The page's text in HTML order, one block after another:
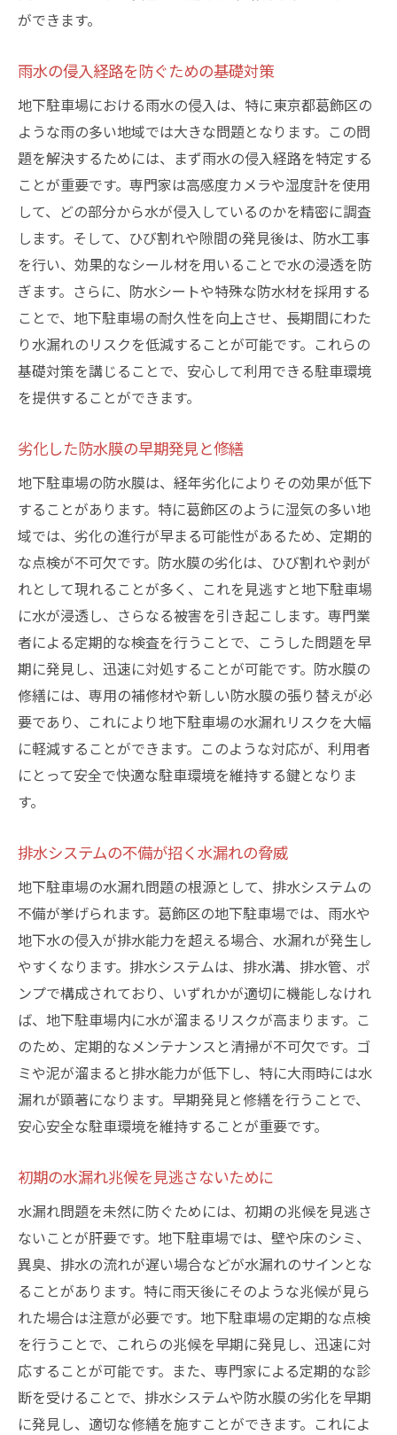
経験豊富な専門業者による修繕事例の紹介
周辺環境を保護しながらの修繕技術
事例から見える修繕成功の秘訣
水漏れを防ぐための地下駐車場の定期メンテナ
ンスの重要性
定期点検の頻度とチェックリスト
メンテナンスによる長期的な修繕費用の削
減
早期発見が可能な検査技術の紹介
日常的に行いたいメンテナンス作業
メンテナンス契約の選び方と注意点
プロの視点から見る効果的なメンテナンス
方法
水材の選び方
耐久性に優れた防水材の特徴比較
施工場所に応じた防水材の適切な選定方法
価格と品質のバランスを考慮した選択基準
施工後の維持管理を考慮した材料選び
最新防水材の開発動向とその評価
専門家が推奨する防水材の選択肢
安心安全な駐車環境の実現地下駐車場の水漏れ
対策ガイド
初心者でもわかる地下駐車場の水漏れ対策
入門
車両保護のための具体的な対策方法
最新の防水技術を取り入れた実例紹介
長期的に安心して利用するための維持管理
ガイド
東京都葛飾区での地下駐車場の修繕事例と成功
の秘訣
修繕に成功した実際のプロジェクトを紹介
地域との連携で実現した効果的な修繕例
予算内での効果的な修繕計画立案方法
専門家による効果的な修繕プロセスの紹介
今後の修繕に活かせる成功事例の分析
ができます。
雨水の侵入経路を防ぐための基礎対策
地下駐車場における雨水の侵入は、特に東京都葛飾区の
ような雨の多い地域では大きな問題となります。この問
題を解決するためには、まず雨水の侵入経路を特定する
ことが重要です。専門家は高感度カメラや湿度計を使用
して、どの部分から水が侵入しているのかを精密に調査
します。そして、ひび割れや隙間の発見後は、防水工事
を行い、効果的なシール材を用いることで水の浸透を防
ぎます。さらに、防水シートや特殊な防水材を採用する
ことで、地下駐車場の耐久性を向上させ、長期間にわた
り水漏れのリスクを低減することが可能です。これらの
基礎対策を講じることで、安心して利用できる駐車環境
を提供することができます。
劣化した防水膜の早期発見と修繕
地下駐車場の防水膜は、経年劣化によりその効果が低下
することがあります。特に葛飾区のように湿気の多い地
域では、劣化の進行が早まる可能性があるため、定期的
な点検が不可欠です。防水膜の劣化は、ひび割れや剥が
れとして現れることが多く、これを見逃すと地下駐車場
に水が浸透し、さらなる被害を引き起こします。専門業
者による定期的な検査を行うことで、こうした問題を早
期に発見し、迅速に対処することが可能です。防水膜の
修繕には、専用の補修材や新しい防水膜の張り替えが必
要であり、これにより地下駐車場の水漏れリスクを大幅
に軽減することができます。このような対応が、利用者
にとって安全で快適な駐車環境を維持する鍵となりま
す。
排水システムの不備が招く水漏れの脅威
地下駐車場の水漏れ問題の根源として、排水システムの
不備が挙げられます。葛飾区の地下駐車場では、雨水や
地下水の侵入が排水能力を超える場合、水漏れが発生し
やすくなります。排水システムは、排水溝、排水管、ポ
ンプで構成されており、いずれかが適切に機能しなけれ
ば、地下駐車場内に水が溜まるリスクが高まります。こ
のため、定期的なメンテナンスと清掃が不可欠です。ゴ
ミや泥が溜まると排水能力が低下し、特に大雨時には水
漏れが顕著になります。早期発見と修繕を行うことで、
安心安全な駐車環境を維持することが重要です。
初期の水漏れ兆候を見逃さないために
水漏れ問題を未然に防ぐためには、初期の兆候を見逃さ
ないことが肝要です。地下駐車場では、壁や床のシミ、
異臭、排水の流れが遅い場合などが水漏れのサインとな
ることがあります。特に雨天後にそのような兆候が見ら
れた場合は注意が必要です。地下駐車場の定期的な点検
を行うことで、これらの兆候を早期に発見し、迅速に対
応することが可能です。また、専門家による定期的な診
断を受けることで、排水システムや防水膜の劣化を早期
に発見し、適切な修繕を施すことができます。これによ